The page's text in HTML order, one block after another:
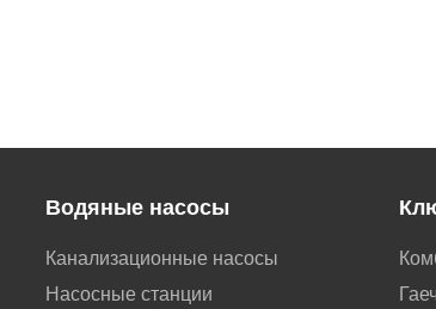
Водяные насосы
Канализационные насосы
Насосные станции